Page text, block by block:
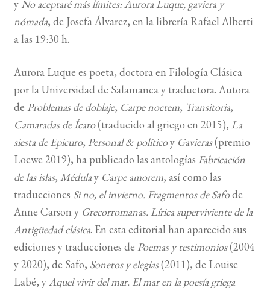
y No aceptaré más límites: Aurora Luque, gaviera y
nómada, de Josefa Álvarez, en la librería Rafael Alberti
a las 19:30 h.
Aurora Luque es poeta, doctora en Filología Clásica
por la Universidad de Salamanca y traductora. Autora
de Problemas de doblaje, Carpe noctem, Transitoria,
Camaradas de Ícaro(traducido al griego en 2015), La
siesta de Epicuro, Personal & políticoy Gavieras(premio
Loewe 2019), ha publicado las antologías Fabricación
de las islas, Médulay Carpe amorem, así como las
traducciones Si no, el invierno. Fragmentos de Safode
Anne Carson y Grecorromanas. Lírica superviviente de la
Antigüedad clásica. En esta editorial han aparecido sus
ediciones y traducciones de Poemas y testimonios(2004
y 2020), de Safo, Sonetos y elegías(2011), de Louise
Labé, yAquel vivir del mar. El mar en la poesía griega